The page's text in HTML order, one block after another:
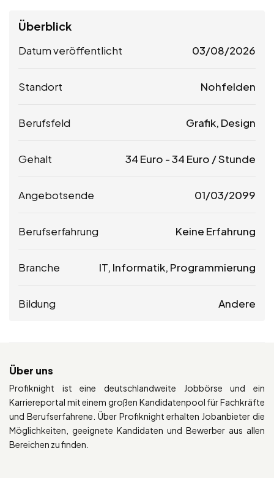
Überblick
Datum veröffentlicht 03/08/2026
Standort Nohfelden
Berufsfeld Grafik, Design
Gehalt 34 Euro -34 Euro / Stunde
Angebotsende 01/03/2099
Berufserfahrung Keine Erfahrung
Branche IT, Informatik, Programmierung
Bildung Andere
Über uns
Profiknight ist eine deutschlandweite Jobbörse und ein
Karriereportal mit einem großen Kandidatenpool für Fachkräfte
und Berufserfahrene. Über Profiknight erhalten Jobanbieter die
Möglichkeiten, geeignete Kandidaten und Bewerber aus allen
Bereichen zu finden.